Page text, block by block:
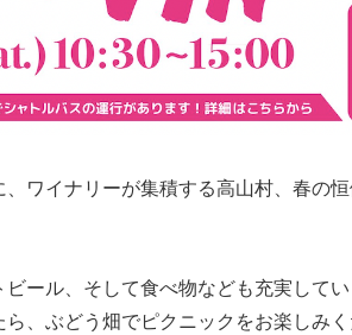
ワイナリーが集積する高山村、春の
ール、そして食べ物なども充実して
、ぶどう畑でピクニックをお楽しみく